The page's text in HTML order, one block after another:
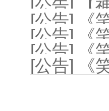
[公告] 【
[公告] 《
[公告] 《
[公告] 《
[公告] 《